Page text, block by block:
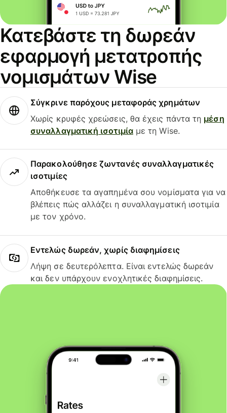
Κατεβάστε τη δωρεάν
εφαρμογή μετατροπής
νομισμάτων Wise
Σύγκρινε παρόχους μεταφοράς χρημάτων
Χωρίς κρυφές χρεώσεις, θα έχεις πάντα τη μέση
συναλλαγματική ισοτιμίαμε τη Wise.
Παρακολούθησε ζωντανές συναλλαγματικές
ισοτιμίες
Αποθήκευσε τα αγαπημένα σου νομίσματα για να
βλέπεις πώς αλλάζει η συναλλαγματική ισοτιμία
με τον χρόνο.
Εντελώς δωρεάν, χωρίς διαφημίσεις
Λήψη σε δευτερόλεπτα. Είναι εντελώς δωρεάν
και δεν υπάρχουν ενοχλητικές διαφημίσεις.